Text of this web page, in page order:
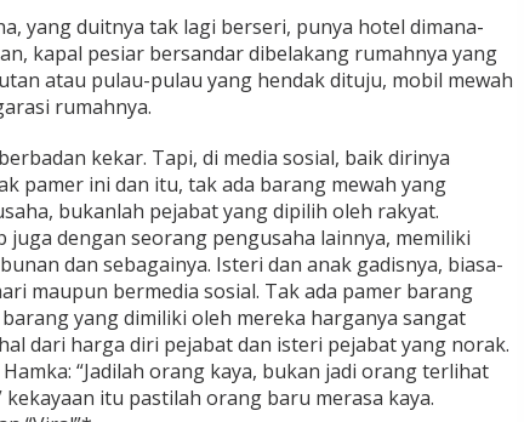
yang duitnya tak lagi berseri, punya hotel dimana-
kapal pesiar bersandar dibelakang rumahnya yang
atau pulau-pulau yang hendak dituju, mobil mewah
rumahnya.
kekar. Tapi, di media sosial, baik dirinya
pamer ini dan itu, tak ada barang mewah yang
bukanlah pejabat yang dipilih oleh rakyat.
juga dengan seorang pengusaha lainnya, memiliki
dan sebagainya. Isteri dan anak gadisnya, biasa-
maupun bermedia sosial. Tak ada pamer barang
yang dimiliki oleh mereka harganya sangat
dari harga diri pejabat dan isteri pejabat yang norak.
“Jadilah orang kaya, bukan jadi orang terlihat
kekayaan itu pastilah orang baru merasa kaya.